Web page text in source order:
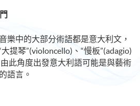
樂中的大部分術語都是意大利文，
提琴”(violoncello)、“慢板”(adagio)
此角度出發意大利語可能是與藝術
語言。